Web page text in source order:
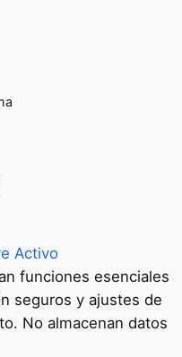
Activo
funciones esenciales
seguros y ajustes de
No almacenan datos